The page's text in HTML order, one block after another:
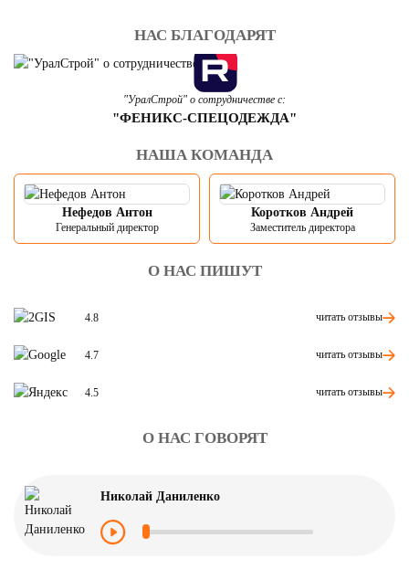
НАС БЛАГОДАРЯТ
"УралСтрой" о сотрудничестве с:
"ФЕНИКС-СПЕЦОДЕЖДА"
НАША КОМАНДА
Нефедов Антон
Генеральный директор
Коротков Андрей
Заместитель директора
О НАС ПИШУТ
4.8 читать отзывы
4.7 читать отзывы
4.5 читать отзывы
О НАС ГОВОРЯТ
Николай Даниленко